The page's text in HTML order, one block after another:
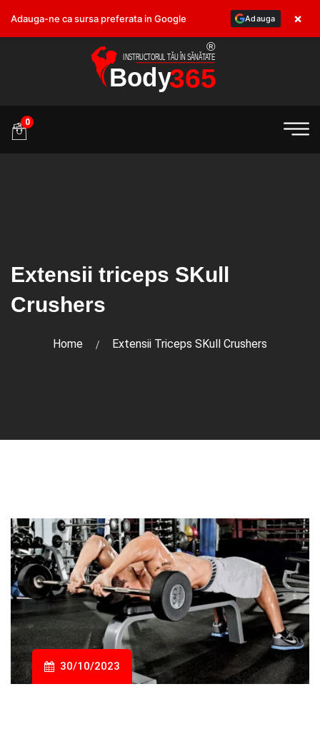
0
Extensii triceps SKull
Crushers
Home Extensii Triceps SKull Crushers
30/10/2023
Adauga-ne ca sursa preferata in Google Adauga ×